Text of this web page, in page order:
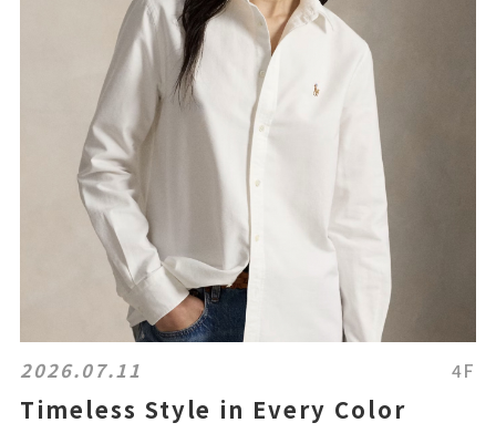
2026.07.11 4F
Timeless Style in Every Color